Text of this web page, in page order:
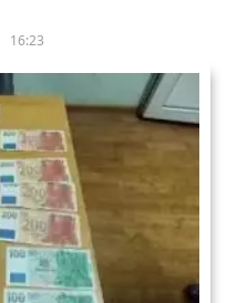
16:23